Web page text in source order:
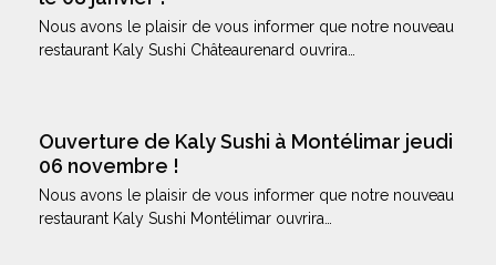
Nous avons le plaisir de vous informer que notre nouveau
restaurant Kaly Sushi Châteaurenard ouvrira…
Ouverture de Kaly Sushi à Montélimar jeudi
06 novembre !
Nous avons le plaisir de vous informer que notre nouveau
restaurant Kaly Sushi Montélimar ouvrira…